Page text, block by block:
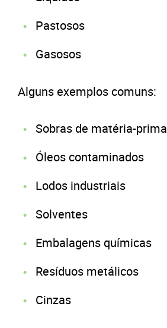
Pastosos
Gasosos
Alguns exemplos comuns:
Sobras de matéria-prima
Óleos contaminados
Lodos industriais
Solventes
Embalagens químicas
Resíduos metálicos
Cinzas